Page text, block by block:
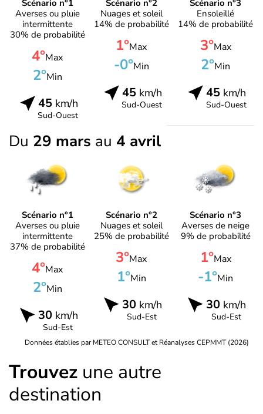
Scénario n°1
Averses ou pluie
intermittente
30% de probabilité
4°Max
2°Min
45km/h
Sud-Ouest
Scénario n°2
Nuages et soleil
14% de probabilité
1°Max
-0°Min
45km/h
Sud-Ouest
Scénario n°3
Ensoleillé
14% de probabilité
3°Max
2°Min
45 km/h
Sud-Ouest
Du 29 mars au 4 avril
Scénario n°1
Averses ou pluie
intermittente
37% de probabilité
4°Max
2°Min
30km/h
Sud-Est
Scénario n°2
Nuages et soleil
25% de probabilité
3°Max
1°Min
30km/h
Sud-Est
Scénario n°3
Averses de neige
9% de probabilité
1°Max
-1°Min
30 km/h
Sud-Est
Données établies par METEO CONSULT et Réanalyses CEPMMT (2026)
Trouvez une autre
destination